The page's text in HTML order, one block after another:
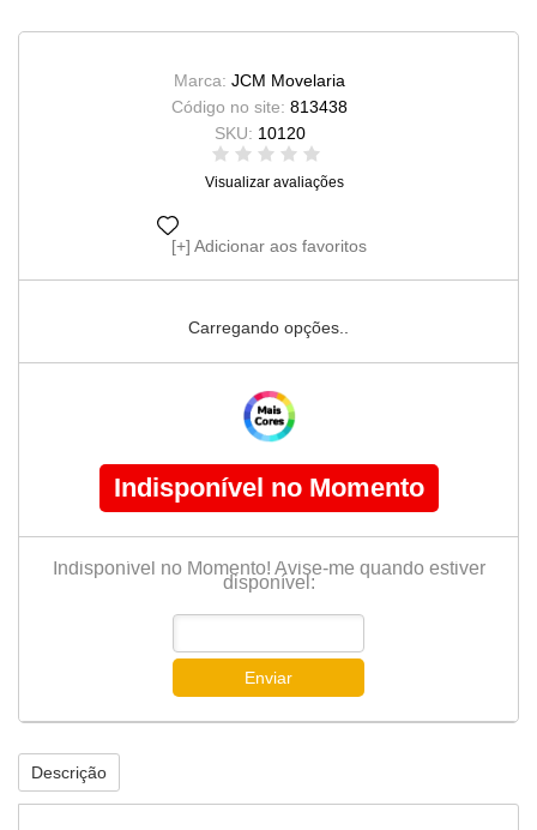
Marca: JCM Movelaria
Código no site: 813438
SKU: 10120
Visualizar avaliações
Adicionar aos favoritos
Carregando opções..
Indisponível no Momento
Indisponível no Momento! Avise-me quando estiver
disponível:
Enviar
Descrição